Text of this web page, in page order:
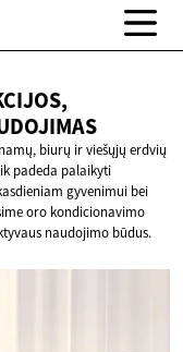
biurų ir viešųjų erdvių
padeda palaikyti
gyvenimui bei
oro kondicionavimo
naudojimo būdus.